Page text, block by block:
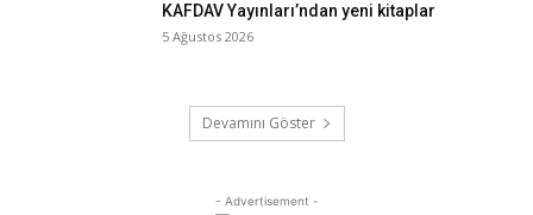
KAFDAV Yayınları’ndan yeni kitaplar
5 Ağustos 2026
Devamını Göster
- Advertisement -